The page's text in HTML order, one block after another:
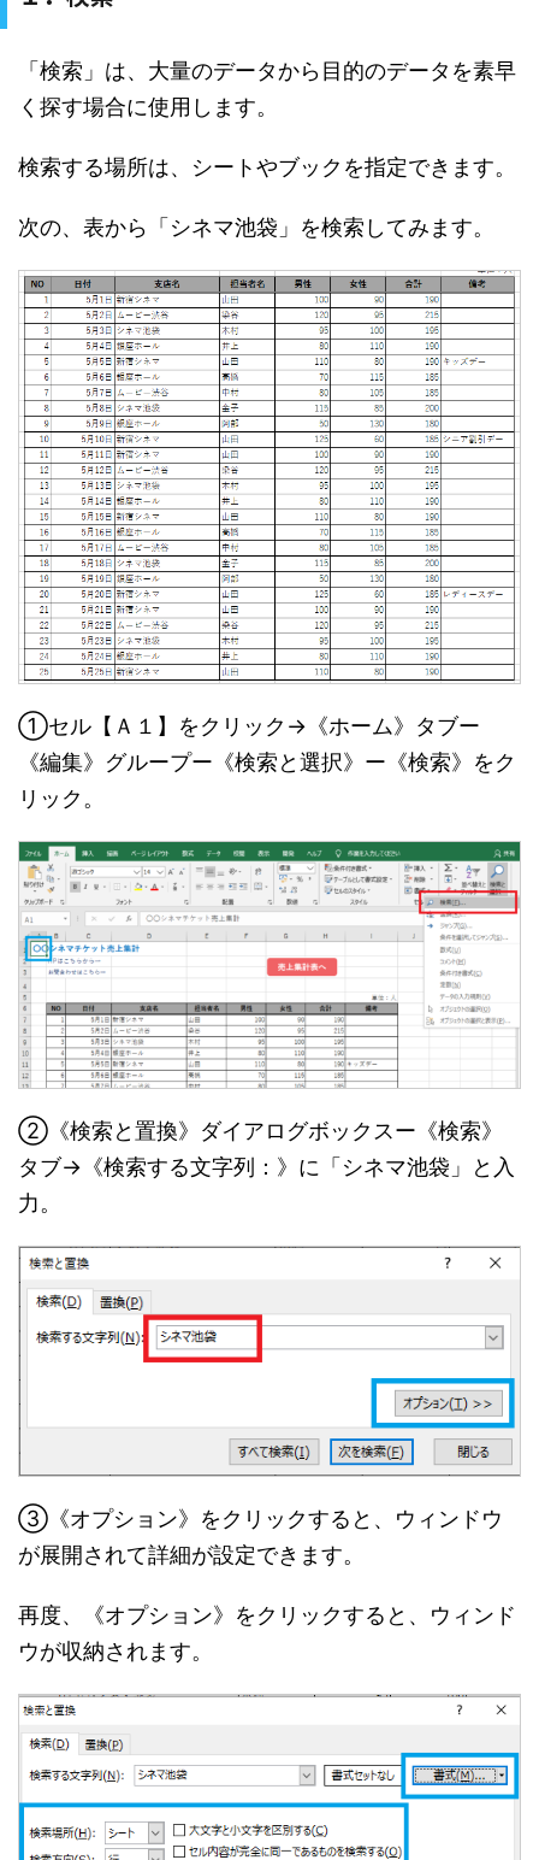
「検索」は、大量のデータから目的のデータを素早
く探す場合に使用します。
検索する場所は、シートやブックを指定できます。
次の、表から「シネマ池袋」を検索してみます。
①セル【Ａ１】をクリック→《ホーム》タブー
《編集》グループー《検索と選択》ー《検索》をク
リック。
②《検索と置換》ダイアログボックスー《検索》
タブ→《検索する文字列：》に「シネマ池袋」と入
力。
③《オプション》をクリックすると、ウィンドウ
が展開されて詳細が設定できます。
再度、《オプション》をクリックすると、ウィンド
ウが収納されます。